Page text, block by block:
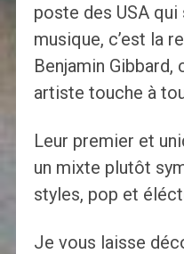
poste des USA
musique, c’est la
Benjamin Gibbard,
artiste touche à
Leur premier et
un mixte plutôt
styles, pop et
Je vous laisse